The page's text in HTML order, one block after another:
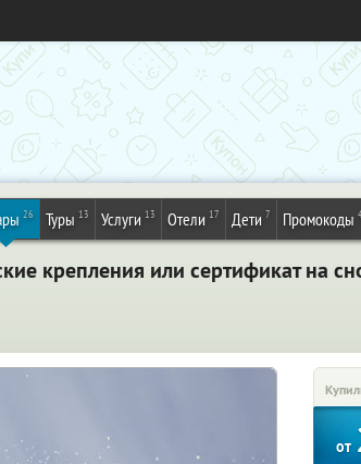
26 Туры 13 Услуги 13 Отели 17 Дети 7 Промокоды
крепления или сертификат на
от